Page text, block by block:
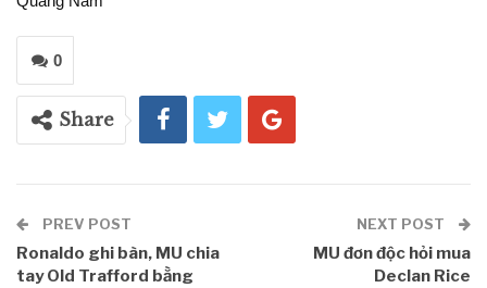
0
Share
PREV POST
Ronaldo ghi bàn, MU chia
tay Old Trafford bằng
NEXT POST
MU đơn độc hỏi mua
Declan Rice